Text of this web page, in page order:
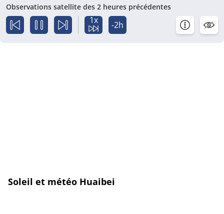
Observations satellite des 2 heures précédentes
1x -2h
Soleil et météo Huaibei